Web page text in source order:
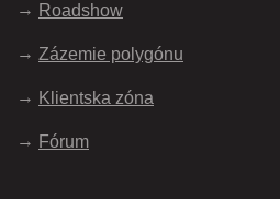
Roadshow
Zázemie polygónu
Klientska zóna
Fórum